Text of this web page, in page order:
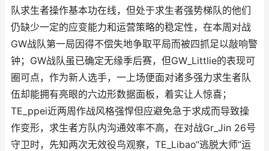
队求生者操作基本功在线，但处于求生者强势梯队的他们
仍缺少一定的应变能力和运营策略的稳定性，在本周对战
GW战队第一局因得不偿失地争取平局而被四抓足以敲响警
钟；GW战队虽已确定无缘季后赛，但GW_Littlie的表现可
圈可点，作为新人选手，一上场便面对诸多强力求生者队
伍却能拥有亮眼的六边形数据面板，着实让人惊喜；
TE_ppei近两周作战风格强悍但应避免急于求成而导致操
作变形，求生者方队内沟通效率不高，在对战Gr_Jin 26号
守卫时，先知两次无效役鸟观察，TE_Libao“逃脱大师”运